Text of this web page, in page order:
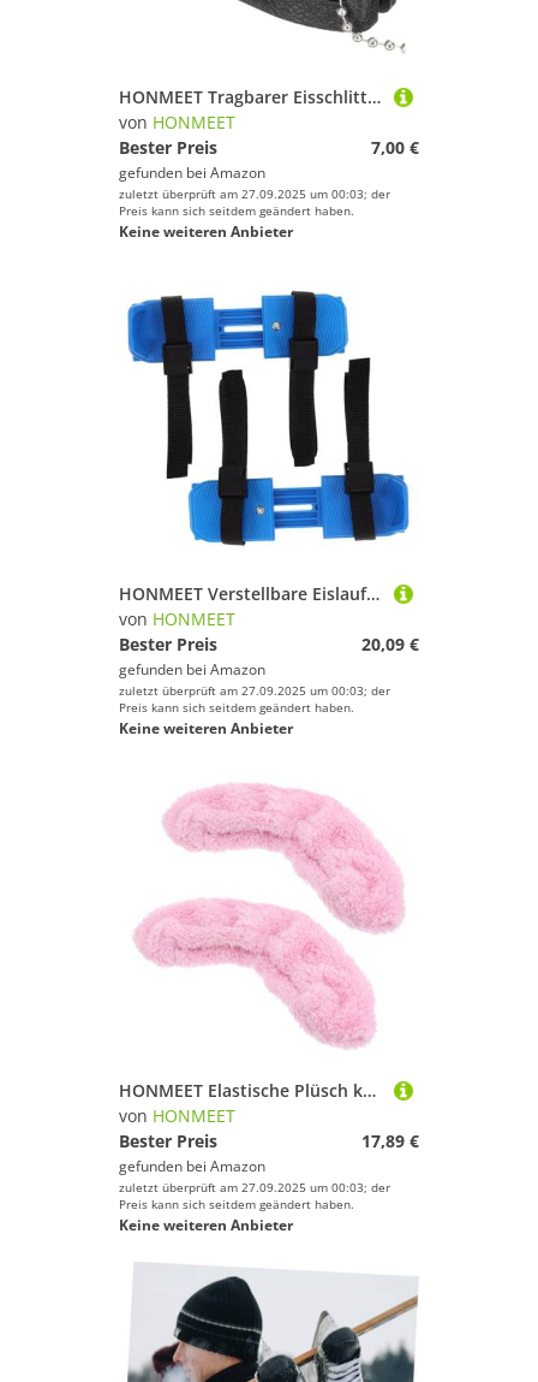
HONMEET Tragbarer Eisschlittschuhschärfer Kompakter Praktischer Schleifstein für Kleine Kufen Einfach zu Bedienen Transportieren zur Kantenpflege ohne Schlittschuhe Auszuziehen
von HONMEET
Bester Preis
7,00 €
gefunden bei Amazon
zuletzt überprüft am 27.09.2025 um 00:03; der
Preis kann sich seitdem geändert haben.
Keine weiteren Anbieter
HONMEET Verstellbare Eislaufschuhe mit Riemenverschluss Schutzüberzüge mit Schnalle Doppel Schlittschuhe für Kleinkinder Komfortable Outdoor Skates für EIS und Ski
von HONMEET
Bester Preis
20,09 €
gefunden bei Amazon
zuletzt überprüft am 27.09.2025 um 00:03; der
Preis kann sich seitdem geändert haben.
Keine weiteren Anbieter
HONMEET Elastische Plüsch kufenschoner für Eishockey Eislaufschuhe Weiche Schlittschuh schutzhüllen in Rosa Langlebiger Schutz für Hockey Figure Skates
von HONMEET
Bester Preis
17,89 €
gefunden bei Amazon
zuletzt überprüft am 27.09.2025 um 00:03; der
Preis kann sich seitdem geändert haben.
Keine weiteren Anbieter